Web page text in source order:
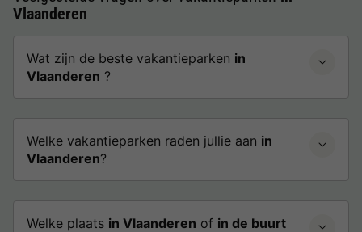
Vlaanderen
Wat zijn de beste vakantieparken in
Vlaanderen ?
Welke vakantieparken raden jullie aan in
Vlaanderen?
Welke plaats in Vlaanderen of in de buurt